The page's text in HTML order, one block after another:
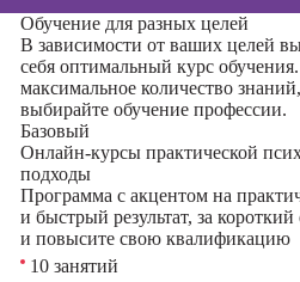
Обучение для разных целей
В зависимости от ваших целей
себя оптимальный курс
максимальное количество
выбирайте обучение профессии.
Базовый
Онлайн-курсы практической
подходы
Программа с акцентом на
и быстрый результат, за
и повысите свою квалификацию
10 занятий